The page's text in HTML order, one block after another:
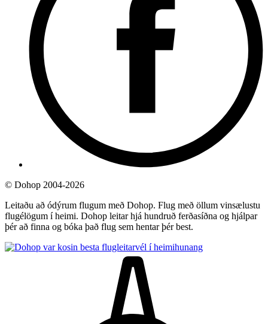
© Dohop 2004-2026
Leitaðu að ódýrum flugum með Dohop. Flug með öllum vinsælustu
flugélögum í heimi. Dohop leitar hjá hundruð ferðasíðna og hjálpar
þér að finna og bóka það flug sem hentar þér best.
hunang